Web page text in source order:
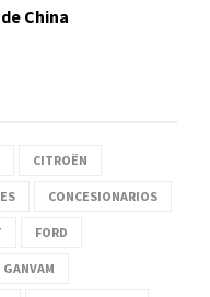
China
CITROËN
CONCESIONARIOS
FORD
GANVAM